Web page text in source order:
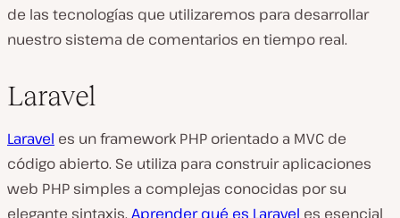
de las tecnologías que utilizaremos para desarrollar
nuestro sistema de comentarios en tiempo real.
Laravel
Laravel es un framework PHP orientado a MVC de
código abierto. Se utiliza para construir aplicaciones
web PHP simples a complejas conocidas por su
elegante sintaxis. Aprender qué es Laravel es esencial